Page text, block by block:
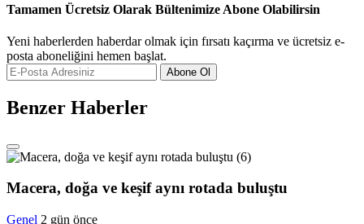
Tamamen Ücretsiz Olarak Bültenimize Abone Olabilirsin
Yeni haberlerden haberdar olmak için fırsatı kaçırma ve ücretsiz e-
posta aboneliğini hemen başlat.
Abone Ol
Benzer Haberler
Macera, doğa ve keşif aynı rotada buluştu
Genel 2 gün önce